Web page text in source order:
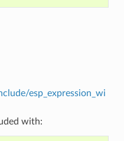
esp_expression_wi
with: